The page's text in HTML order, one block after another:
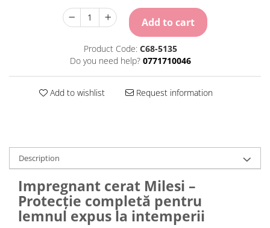
Add to cart
Product Code: C68-5135
Do you need help? 0771710046
Add to wishlist Request information
Description
Impregnant cerat Milesi –
Protecție completă pentru
lemnul expus la intemperii